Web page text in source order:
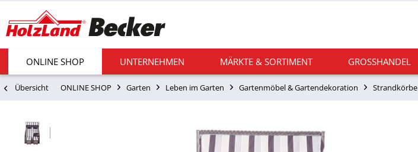
ONLINE SHOP UNTERNEHMEN MÄRKTE & SORTIMENT GROSSHANDEL
Übersicht ONLINE SHOP Garten Leben im Garten Gartenmöbel & Gartendekoration Strandkörbe